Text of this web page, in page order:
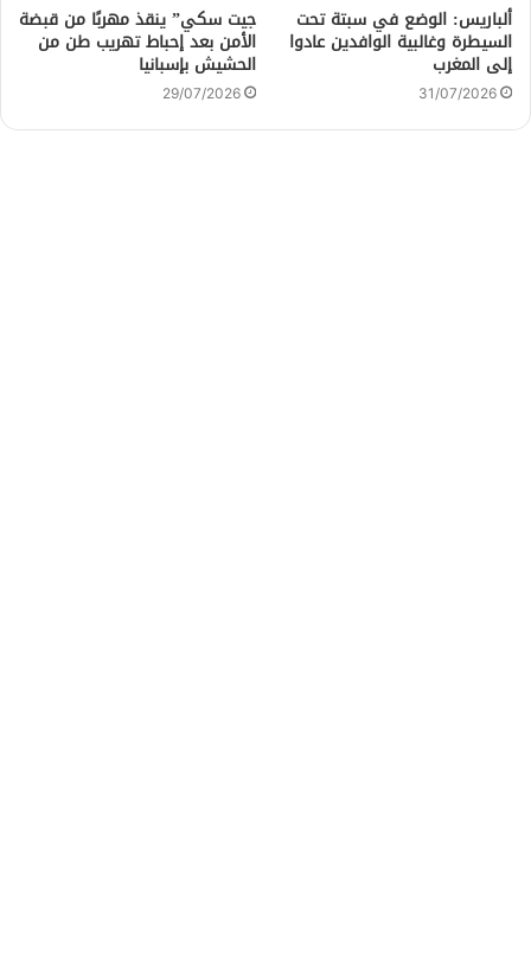
ألباريس: الوضع في سبتة تحت
السيطرة وغالبية الوافدين عادوا
إلى المغرب
31/07/2026
جيت سكي” ينقذ مهربًا من قبضة
الأمن بعد إحباط تهريب طن من
الحشيش بإسبانيا
29/07/2026